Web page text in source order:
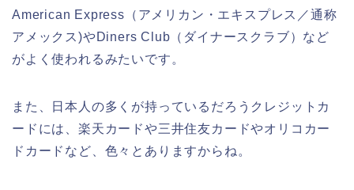
American Express（アメリカン・エキスプレス／通称
アメックス)やDiners Club（ダイナースクラブ）など
がよく使われるみたいです。
また、日本人の多くが持っているだろうクレジットカ
ードには、楽天カードや三井住友カードやオリコカー
ドカードなど、色々とありますからね。